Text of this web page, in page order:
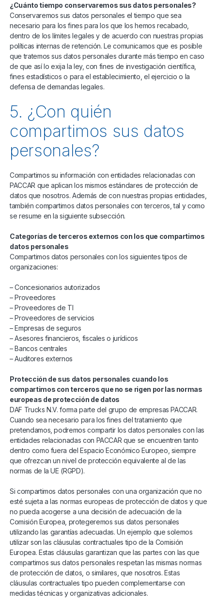
¿Cuánto tiempo conservaremos sus datos personales?
Conservaremos sus datos personales el tiempo que sea
necesario para los fines para los que los hemos recabado,
dentro de los límites legales y de acuerdo con nuestras propias
políticas internas de retención. Le comunicamos que es posible
que tratemos sus datos personales durante más tiempo en caso
de que así lo exija la ley, con fines de investigación científica,
fines estadísticos o para el establecimiento, el ejercicio o la
defensa de demandas legales.
5. ¿Con quién
compartimos sus datos
personales?
Compartimos su información con entidades relacionadas con
PACCAR que aplican los mismos estándares de protección de
datos que nosotros. Además de con nuestras propias entidades,
también compartimos datos personales con terceros, tal y como
se resume en la siguiente subsección.
Categorías de terceros externos con los que compartimos
datos personales
Compartimos datos personales con los siguientes tipos de
organizaciones:
– Concesionarios autorizados
– Proveedores
– Proveedores de TI
– Proveedores de servicios
– Empresas de seguros
– Asesores financieros, fiscales o jurídicos
– Bancos centrales
– Auditores externos
Protección de sus datos personales cuando los
compartimos con terceros que no se rigen por las normas
europeas de protección de datos
DAF Trucks N.V. forma parte del grupo de empresas PACCAR.
Cuando sea necesario para los fines del tratamiento que
pretendamos, podremos compartir los datos personales con las
entidades relacionadas con PACCAR que se encuentren tanto
dentro como fuera del Espacio Económico Europeo, siempre
que ofrezcan un nivel de protección equivalente al de las
normas de la UE (RGPD).
Si compartimos datos personales con una organización que no
esté sujeta a las normas europeas de protección de datos y que
no pueda acogerse a una decisión de adecuación de la
Comisión Europea, protegeremos sus datos personales
utilizando las garantías adecuadas. Un ejemplo que solemos
utilizar son las cláusulas contractuales tipo de la Comisión
Europea. Estas cláusulas garantizan que las partes con las que
compartimos sus datos personales respetan las mismas normas
de protección de datos, o similares, que nosotros. Estas
cláusulas contractuales tipo pueden complementarse con
medidas técnicas y organizativas adicionales.